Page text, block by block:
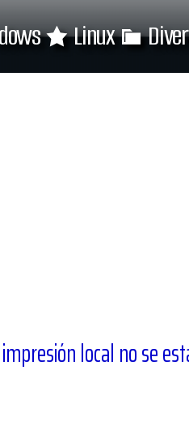
Linux
local no se